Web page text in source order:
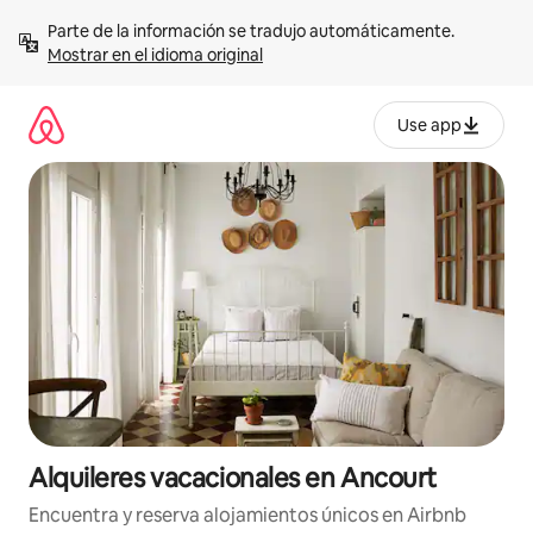
contenidoMostrar en el idioma original
Use app
Alquileres vacacionales en Ancourt
Encuentra y reserva alojamientos únicos en Airbnb